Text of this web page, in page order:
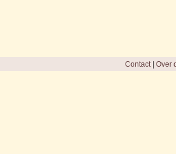
Contact| Over